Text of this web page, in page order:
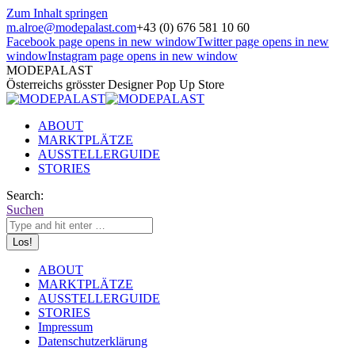
Zum Inhalt springen
m.alroe@modepalast.com+43 (0) 676 581 10 60
Facebook page opens in new windowTwitter page opens in new
windowInstagram page opens in new window
MODEPALAST
Österreichs grösster Designer Pop Up Store
ABOUT
MARKTPLÄTZE
AUSSTELLERGUIDE
STORIES
Search:
Suchen
ABOUT
MARKTPLÄTZE
AUSSTELLERGUIDE
STORIES
Impressum
Datenschutzerklärung